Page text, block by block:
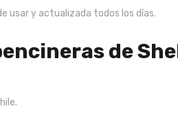
usar y actualizada todos los días.
de